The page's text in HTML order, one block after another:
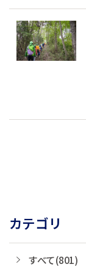
カテゴリ
すべて(801)